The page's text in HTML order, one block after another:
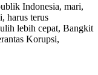
Indonesia, mari,
harus terus
lebih cepat, Bangkit
Korupsi,